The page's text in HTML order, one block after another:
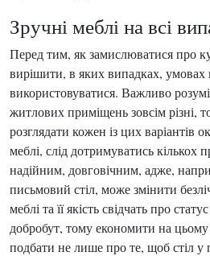
Зручні меблі на всі
Перед тим, як замислюватися про
вирішити, в яких випадках, умовах
використовуватися. Важливо
житлових приміщень зовсім різні,
розглядати кожен із цих варіантів
меблі, слід дотримуватись
надійним, довговічним, адже,
письмовий стіл, може змінити
меблі та її якість свідчать про
добробут, тому економити на
подбати не лише про те, щоб стіл у